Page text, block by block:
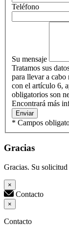
Teléfono
Su mensaje
Tratamos sus
para llevar a cabo
con el artículo 6,
obligatorios son
Encontrará más
Enviar
* Campos
Gracias
Gracias. Su solicitud
×
Contacto
×
Contacto